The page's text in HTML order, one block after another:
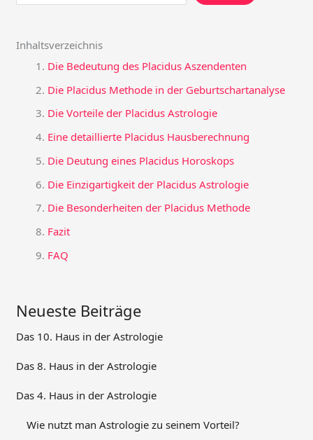
Inhaltsverzeichnis
Die Bedeutung des Placidus Aszendenten
Die Placidus Methode in der Geburtschartanalyse
Die Vorteile der Placidus Astrologie
Eine detaillierte Placidus Hausberechnung
Die Deutung eines Placidus Horoskops
Die Einzigartigkeit der Placidus Astrologie
Die Besonderheiten der Placidus Methode
Fazit
FAQ
Neueste Beiträge
Das 10. Haus in der Astrologie
Das 8. Haus in der Astrologie
Das 4. Haus in der Astrologie
Wie nutzt man Astrologie zu seinem Vorteil?